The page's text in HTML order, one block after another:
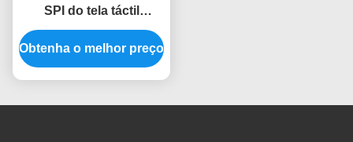
SPI do tela táctil
320*480 3,5 Tft Lcd do
toque Ili9488
Obtenha o melhor preço